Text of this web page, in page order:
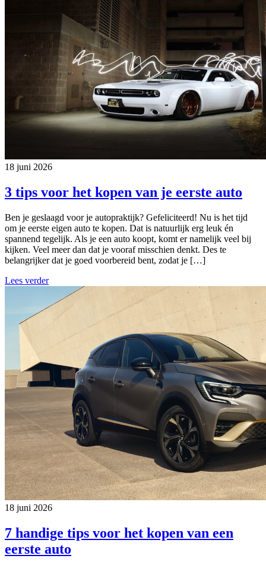
18 juni 2026
3 tips voor het kopen van je eerste auto
Ben je geslaagd voor je autopraktijk? Gefeliciteerd! Nu is het tijd
om je eerste eigen auto te kopen. Dat is natuurlijk erg leuk én
spannend tegelijk. Als je een auto koopt, komt er namelijk veel bij
kijken. Veel meer dan dat je vooraf misschien denkt. Des te
belangrijker dat je goed voorbereid bent, zodat je […]
Lees verder
18 juni 2026
7 handige tips voor het kopen van een
eerste auto